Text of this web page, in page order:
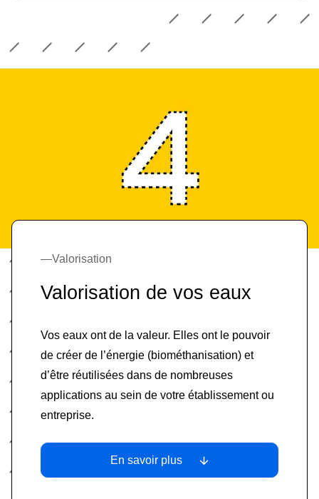
Valorisation
Valorisation de vos eaux
Vos eaux ont de la valeur. Elles ont le pouvoir
de créer de l’énergie (biométhanisation) et
d’être réutilisées dans de nombreuses
applications au sein de votre établissement ou
entreprise.
En savoir plus